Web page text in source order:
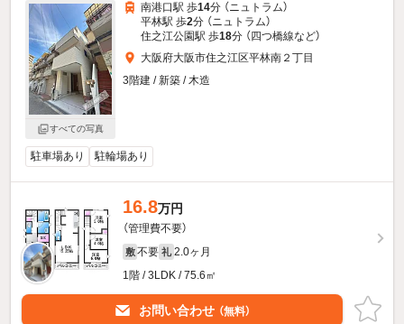
すべての写真
南港口駅 歩14分 （ニュトラム）
平林駅 歩2分 （ニュトラム）
住之江公園駅 歩18分 （四つ橋線など）
大阪府大阪市住之江区平林南２丁目
3階建 / 新築 / 木造
駐車場あり 駐輪場あり
16.8万円
（管理費不要）
敷 不要 礼 2.0ヶ月
1階 / 3LDK / 75.6㎡
お問い合わせ （無料）